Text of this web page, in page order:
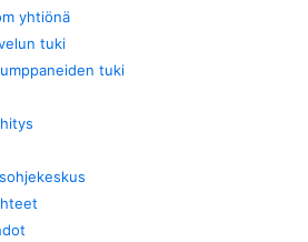
yhtiönä
tuki
tuki